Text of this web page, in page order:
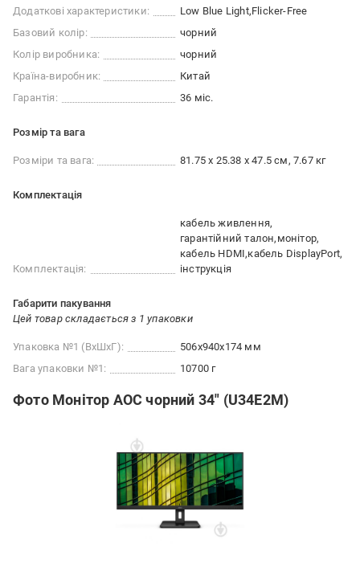
Додаткові характеристики: Low Blue Light Flicker-Free
Базовий колір:
чорний
Колір виробника:
чорний
Країна-виробник:
Китай
Гарантія:
36 міс.
Розмір та вага
Розміри та вага: 81.75 x 25.38 x 47.5 см, 7.67 кг
Комплектація
Комплектація:
кабель живлення
гарантійний талон монітор
кабель HDMI кабель DisplayPort
інструкція
Габарити пакування
Цей товар складається з 1 упаковки
Упаковка №1 (ВхШхГ):
506x940x174 мм
Вага упаковки №1:
10700 г
Фото Монітор AOC чорний 34" (U34E2M)